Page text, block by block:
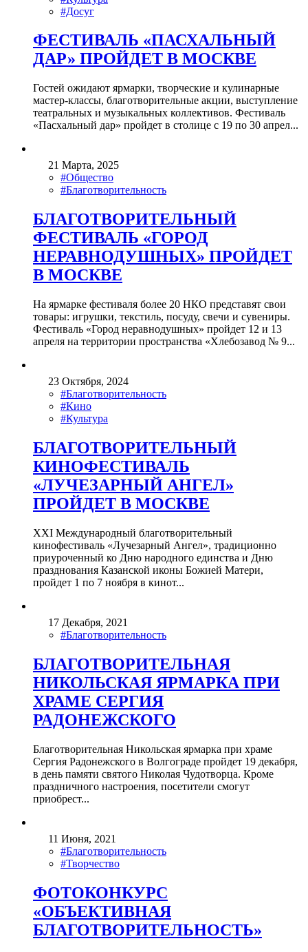
#Досуг
ФЕСТИВАЛЬ «ПАСХАЛЬНЫЙ
ДАР» ПРОЙДЕТ В МОСКВЕ
Гостей ожидают ярмарки, творческие и кулинарные
мастер-классы, благотворительные акции, выступление
театральных и музыкальных коллективов. Фестиваль
«Пасхальный дар» пройдет в столице с 19 по 30 апрел...
21 Марта, 2025
#Общество
#Благотворительность
БЛАГОТВОРИТЕЛЬНЫЙ
ФЕСТИВАЛЬ «ГОРОД
НЕРАВНОДУШНЫХ» ПРОЙДЕТ
В МОСКВЕ
На ярмарке фестиваля более 20 НКО представят свои
товары: игрушки, текстиль, посуду, свечи и сувениры.
Фестиваль «Город неравнодушных» пройдет 12 и 13
апреля на территории пространства «Хлебозавод № 9...
23 Октября, 2024
#Благотворительность
#Кино
#Культура
БЛАГОТВОРИТЕЛЬНЫЙ
КИНОФЕСТИВАЛЬ
«ЛУЧЕЗАРНЫЙ АНГЕЛ»
ПРОЙДЕТ В МОСКВЕ
XXI Международный благотворительный
кинофестиваль «Лучезарный Ангел», традиционно
приуроченный ко Дню народного единства и Дню
празднования Казанской иконы Божией Матери,
пройдет 1 по 7 ноября в кинот...
17 Декабря, 2021
#Благотворительность
БЛАГОТВОРИТЕЛЬНАЯ
НИКОЛЬСКАЯ ЯРМАРКА ПРИ
ХРАМЕ СЕРГИЯ
РАДОНЕЖСКОГО
Благотворительная Никольская ярмарка при храме
Сергия Радонежского в Волгограде пройдет 19 декабря,
в день памяти святого Николая Чудотворца. Кроме
праздничного настроения, посетители смогут
приобрест...
11 Июня, 2021
#Благотворительность
#Творчество
ФОТОКОНКУРС
«ОБЪЕКТИВНАЯ
БЛАГОТВОРИТЕЛЬНОСТЬ»